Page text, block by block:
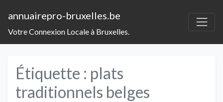
annuairepro-bruxelles.be
Votre Connexion Locale à Bruxelles.
Étiquette : plats
traditionnels belges